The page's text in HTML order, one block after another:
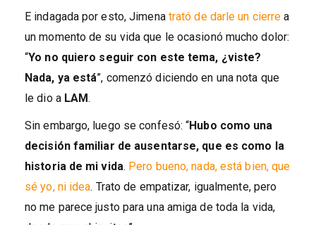
E indagada por esto, Jimenatrató de darle un cierrea
un momento de su vida que le ocasionó mucho dolor:
“Yo no quiero seguir con este tema, ¿viste?
Nada, ya está”, comenzó diciendo en una nota que
le dio a LAM.
Sin embargo, luego se confesó: “Hubo como una
decisión familiar de ausentarse, que es como la
historia de mi vida. Pero bueno, nada, está bien, que
sé yo, ni idea. Trato de empatizar, igualmente, pero
no me parece justo para una amiga de toda la vida,